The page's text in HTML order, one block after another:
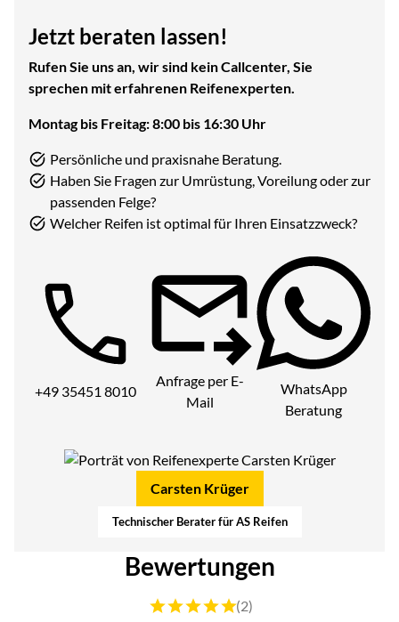
Jetzt beraten lassen!
Rufen Sie uns an, wir sind kein Callcenter, Sie
sprechen mit erfahrenen Reifenexperten.
Montag bis Freitag: 8:00 bis 16:30 Uhr
Persönliche und praxisnahe Beratung.
Haben Sie Fragen zur Umrüstung, Voreilung oder zur
passenden Felge?
Welcher Reifen ist optimal für Ihren Einsatzzweck?
Telefon:
+49 35451 8010
Anfrage per E-
Mail
WhatsApp
Beratung
Carsten Krüger
Technischer Berater für AS Reifen
Bewertungen
Bewertung: 5 von 5 (2 Bewertungen)
(2)